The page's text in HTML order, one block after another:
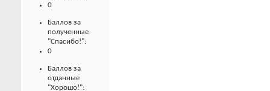
0
Баллов за
полученные
"Спасибо!":
0
Баллов за
отданные
"Хорошо!":